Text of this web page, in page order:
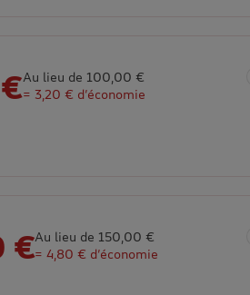
Au lieu de 100,00 €
= 3,20 € d’économie
€Au lieu de 150,00 €
= 4,80 € d’économie